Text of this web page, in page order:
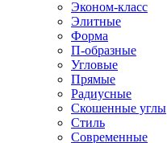
Эконом-класс
Элитные
Форма
П-образные
Угловые
Прямые
Радиусные
Скошенные углы
Стиль
Современные